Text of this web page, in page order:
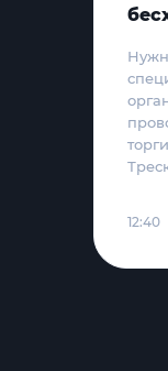
12:40